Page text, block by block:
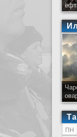
ПН